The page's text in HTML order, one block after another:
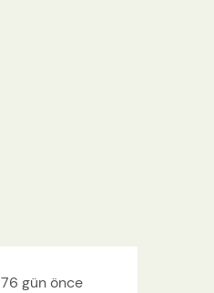
76 gün önce